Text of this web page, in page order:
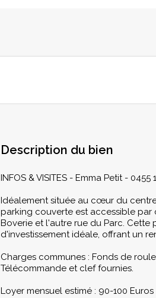
Description du bien
INFOS & VISITES - Emma Petit - 0455
Idéalement située au cœur du
parking couverte est accessible par
Boverie et l'autre rue du Parc.
d'investissement idéale, offrant un
Charges communes : Fonds de
Télécommande et clef fournies.
Loyer mensuel estimé : 90-100 Euros